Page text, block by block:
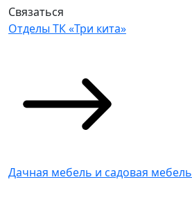
Связаться
Отделы ТК «Три кита»
Дачная мебель и садовая мебель